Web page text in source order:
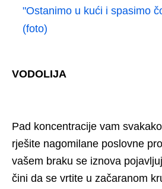
"Ostanimo u kući i spasimo
(foto)
VODOLIJA
Pad koncentracije vam
rješite nagomilane poslovne
vašem braku se iznova
čini da se vrtite u začaranom